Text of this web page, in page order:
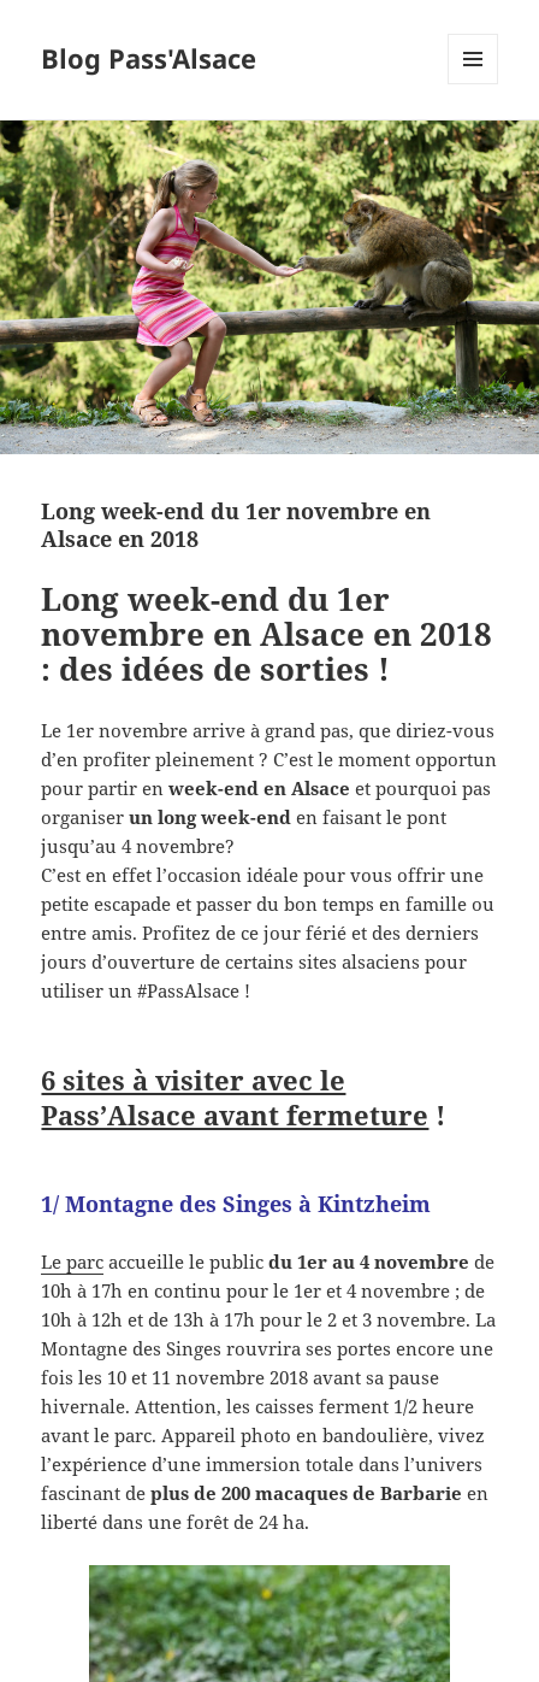
Blog Pass'Alsace
WIDGETS
Long week-end du 1er novembre en
Alsace en 2018
Long week-end du 1er
novembre en Alsace en 2018
: des idées de sorties !
Le 1er novembre arrive à grand pas, que diriez-vous
d’en profiter pleinement ? C’est le moment opportun
pour partir enweek-end en Alsace et pourquoi pas
organiserun long week-end en faisant le pont
jusqu’au 4 novembre?
C’est en effet l’occasion idéale pour vous offrir une
petite escapade et passer du bon temps en famille ou
entre amis. Profitez de ce jour férié et des derniers
jours d’ouverture de certains sites alsaciens pour
utiliser un #PassAlsace !
6 sites à visiter avec le
Pass’Alsace avant fermeture !
1/ Montagne des Singes à Kintzheim
Le parc accueille le publicdu 1er au 4 novembre de
10h à 17h en continu pour le 1er et 4 novembre ; de
10h à 12h et de 13h à 17h pour le 2 et 3 novembre. La
Montagne des Singes rouvrira ses portes encore une
fois les 10 et 11 novembre 2018 avant sa pause
hivernale. Attention, les caisses ferment 1/2 heure
avant le parc. Appareil photo en bandoulière, vivez
l’expérience d’une immersion totale dans l’univers
fascinant deplus de 200 macaques de Barbarie en
liberté dans une forêt de 24 ha.